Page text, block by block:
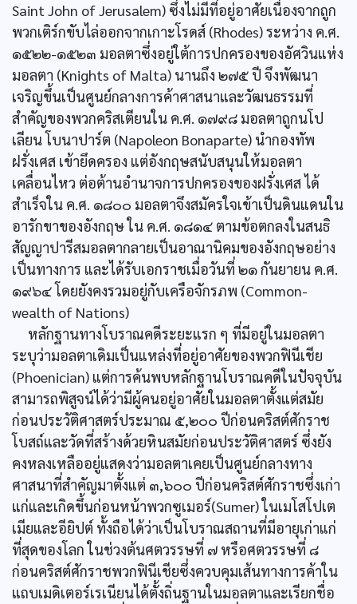
Saint John of Jerusalem) ซึ่งไม่มีที่อยู่อาศัยเนื่องจากถูก
พวกเติร์กขับไล่ออกจากเกาะโรดส์ (Rhodes) ระหว่าง ค.ศ.
๑๕๒๒-๑๕๒๓ มอลตาซึ่งอยู่ใต้การปกครองของอัศวินแห่ง
มอลตา (Knights of Malta) นานถึง ๒๗๕ ปี จึงพัฒนา
เจริญขึ้นเป็นศูนย์กลางการค้าศาสนาและวัฒนธรรมที่
สำคัญของพวกคริสเตียนใน ค.ศ. ๑๗๙๘ มอลตาถูกนโป
เลียน โบนาปาร์ต (Napoleon Bonaparte) นำกองทัพ
ฝรั่งเศส เข้ายึดครอง แต่อังกฤษสนับสนุนให้มอลตา
เคลื่อนไหว ต่อต้านอำนาจการปกครองของฝรั่งเศส ได้
สำเร็จใน ค.ศ. ๑๘๐๐ มอลตาจึงสมัครใจเข้าเป็นดินแดนใน
อารักขาของอังกฤษ ใน ค.ศ. ๑๘๑๔ ตามข้อตกลงในสนธิ
สัญญาปารีสมอลตากลายเป็นอาณานิคมของอังกฤษอย่าง
เป็นทางการ และได้รับเอกราชเมื่อวันที่ ๒๑ กันยายน ค.ศ.
๑๙๖๔ โดยยังคงรวมอยู่กับเครือจักรภพ (Common-
wealth of Nations)
หลักฐานทางโบราณคดีระยะแรก ๆ ที่มีอยู่ในมอลตา
ระบุว่ามอลตาเดิมเป็นแหล่งที่อยู่อาศัยของพวกฟินีเชีย
(Phoenician) แต่การค้นพบหลักฐานโบราณคดีในปัจจุบัน
สามารถพิสูจน์ได้ว่ามีผู้คนอยู่อาศัยในมอลตาตั้งแต่สมัย
ก่อนประวัติศาสตร์ประมาณ ๕,๒๐๐ ปีก่อนคริสต์ศักราช
โบสถ์และวัดที่สร้างด้วยหินสมัยก่อนประวัติศาสตร์ ซึ่งยัง
คงหลงเหลืออยู่แสดงว่ามอลตาเคยเป็นศูนย์กลางทาง
ศาสนาที่สำคัญมาตั้งแต่ ๓,๖๐๐ ปีก่อนคริสต์ศักราชซึ่งเก่า
แก่และเกิดขึ้นก่อนหน้าพวกซูเมอร์(Sumer) ในเมโสโปเต
เมียและอียิปต์ ทั้งถือได้ว่าเป็นโบราณสถานที่มีอายุเก่าแก่
ที่สุดของโลก ในช่วงต้นศตวรรษที่ ๗ หรือศตวรรษที่ ๘
ก่อนคริสต์ศักราชพวกฟินีเชียซึ่งควบคุมเส้นทางการค้าใน
แถบเมดิเตอร์เรเนียนได้ตั้งถิ่นฐานในมอลตาและเรียกชื่อ